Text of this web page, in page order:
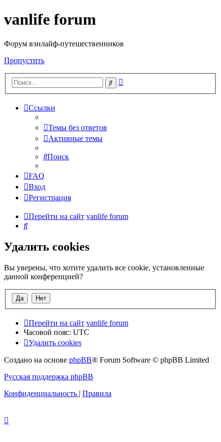
vanlife forum
Форум вэнлайф-путешественников
Пропустить
Поиск
Ссылки
Темы без ответов
Активные темы
Поиск
FAQ
Вход
Регистрация
Перейти на сайт vanlife forum
Поиск
Удалить cookies
Вы уверены, что хотите удалить все cookie, установленные
данной конференцией?
Перейти на сайт vanlife forum
Часовой пояс: UTC
Удалить cookies
Создано на основе phpBB® Forum Software © phpBB Limited
Русская поддержка phpBB
Конфиденциальность | Правила